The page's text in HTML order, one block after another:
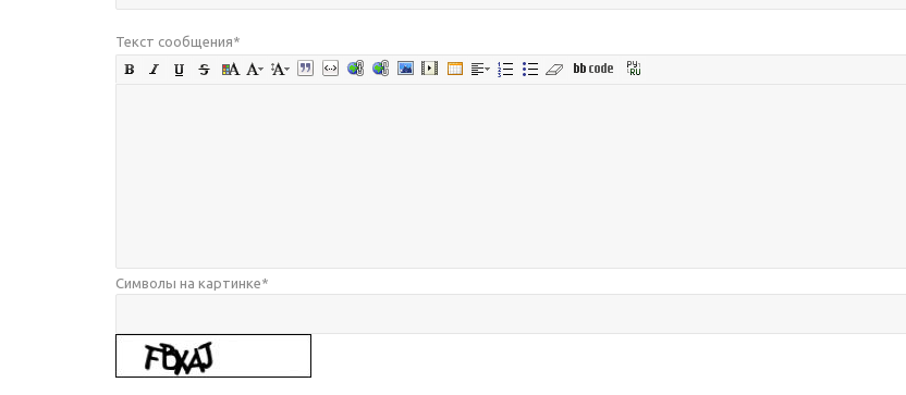
Текст сообщения*
Символы на картинке*